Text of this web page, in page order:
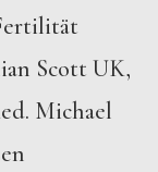
Scott UK,
Michael